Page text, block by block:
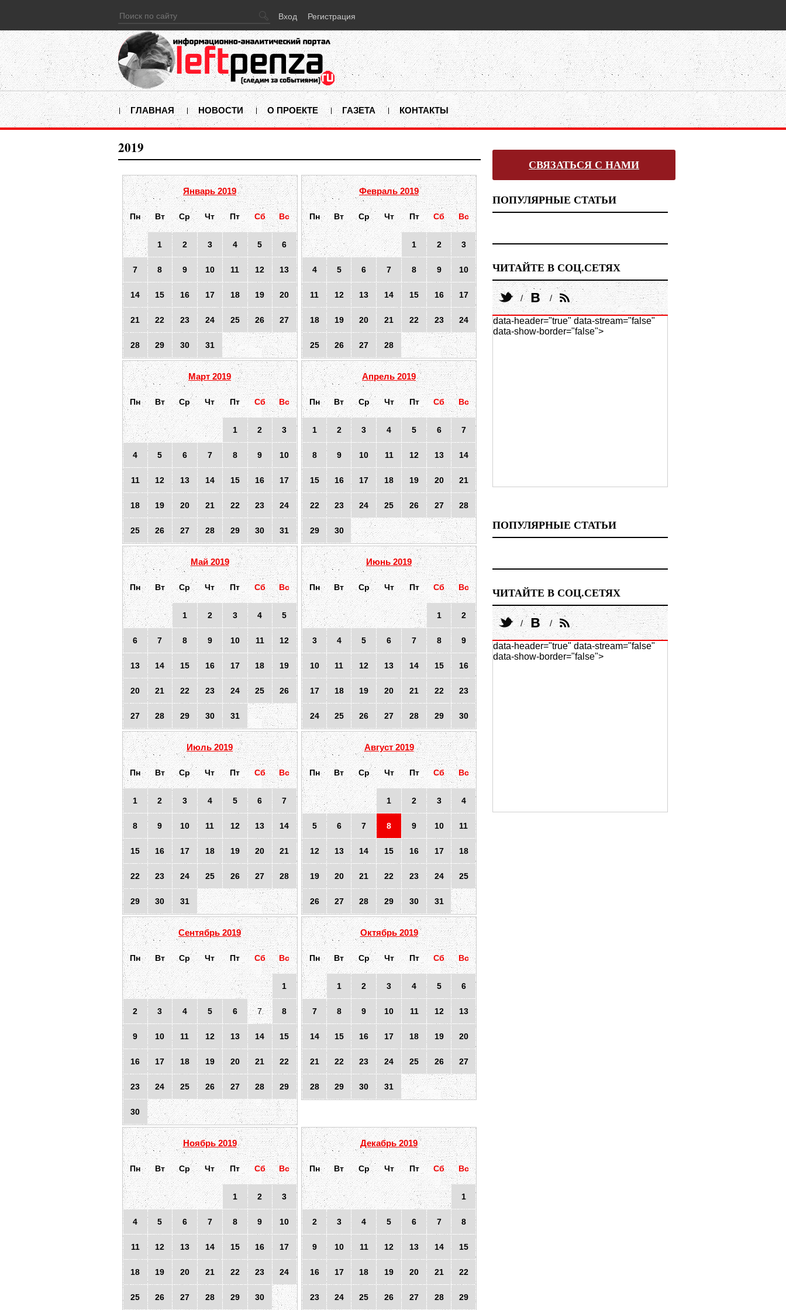
Вход Регистрация
ГЛАВНАЯ НОВОСТИ О ПРОЕКТЕ ГАЗЕТА КОНТАКТЫ
2019
Январь 2019
Пн Вт Ср Чт Пт Сб Вс
1 2 3 4 5 6
7 8 9 10 11 12 13
14 15 16 17 18 19 20
21 22 23 24 25 26 27
28 29 30 31
Февраль 2019
Пн Вт Ср Чт Пт Сб Вс
1 2 3
4 5 6 7 8 9 10
11 12 13 14 15 16 17
18 19 20 21 22 23 24
25 26 27 28
Март 2019
Пн Вт Ср Чт Пт Сб Вс
1 2 3
4 5 6 7 8 9 10
11 12 13 14 15 16 17
18 19 20 21 22 23 24
25 26 27 28 29 30 31
Апрель 2019
Пн Вт Ср Чт Пт Сб Вс
1 2 3 4 5 6 7
8 9 10 11 12 13 14
15 16 17 18 19 20 21
22 23 24 25 26 27 28
29 30
Май 2019
Пн Вт Ср Чт Пт Сб Вс
1 2 3 4 5
6 7 8 9 10 11 12
13 14 15 16 17 18 19
20 21 22 23 24 25 26
27 28 29 30 31
Июнь 2019
Пн Вт Ср Чт Пт Сб Вс
1 2
3 4 5 6 7 8 9
10 11 12 13 14 15 16
17 18 19 20 21 22 23
24 25 26 27 28 29 30
Июль 2019
Пн Вт Ср Чт Пт Сб Вс
1 2 3 4 5 6 7
8 9 10 11 12 13 14
15 16 17 18 19 20 21
22 23 24 25 26 27 28
29 30 31
Август 2019
Пн Вт Ср Чт Пт Сб Вс
1 2 3 4
5 6 7 8 9 10 11
12 13 14 15 16 17 18
19 20 21 22 23 24 25
26 27 28 29 30 31
Сентябрь 2019
Пн Вт Ср Чт Пт Сб Вс
1
2 3 4 5 6 7 8
9 10 11 12 13 14 15
16 17 18 19 20 21 22
23 24 25 26 27 28 29
30
Октябрь 2019
Пн Вт Ср Чт Пт Сб Вс
1 2 3 4 5 6
7 8 9 10 11 12 13
14 15 16 17 18 19 20
21 22 23 24 25 26 27
28 29 30 31
Ноябрь 2019
Пн Вт Ср Чт Пт Сб Вс
1 2 3
4 5 6 7 8 9 10
11 12 13 14 15 16 17
18 19 20 21 22 23 24
25 26 27 28 29 30
Декабрь 2019
Пн Вт Ср Чт Пт Сб Вс
1
2 3 4 5 6 7 8
9 10 11 12 13 14 15
16 17 18 19 20 21 22
23 24 25 26 27 28 29
СВЯЗАТЬСЯ С НАМИ
ПОПУЛЯРНЫЕ СТАТЬИ
ЧИТАЙТЕ В СОЦ.СЕТЯХ
data-header="true" data-stream="false"
data-show-border="false">
ПОПУЛЯРНЫЕ СТАТЬИ
ЧИТАЙТЕ В СОЦ.СЕТЯХ
data-header="true" data-stream="false"
data-show-border="false">